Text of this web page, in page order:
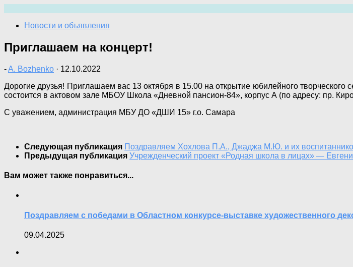
содержимому
Новости и объявления
Приглашаем на концерт!
-A. Bozhenko · 12.10.2022
Дорогие друзья! Приглашаем вас 13 октября в 15.00 на открытие юбилейного
состоится в актовом зале МБОУ Школа «Дневной пансион-84», корпус А (по адресу: пр.
С уважением, администрация МБУ ДО «ДШИ 15» г.о. Самара
Следующая публикация Поздравляем Хохлова П.А., Джаджа М.Ю. и их
Предыдущая публикация Учрежденческий проект «Родная школа в лицах» —
Вам может также понравиться...
Поздравляем с победами в Областном конкурсе-выставке художественного
09.04.2025